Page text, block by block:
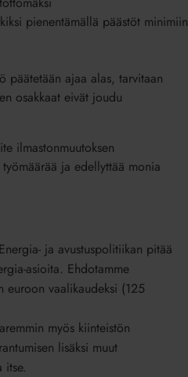
pienentämällä päästöt minimiin
päätetään ajaa alas, tarvitaan
osakkaat eivät joudu
ilmastonmuutoksen
ja edellyttää monia
ja avustuspolitiikan pitää
asioita. Ehdotamme
euroon vaalikaudeksi (125
myös kiinteistön
lisäksi muut
itse.